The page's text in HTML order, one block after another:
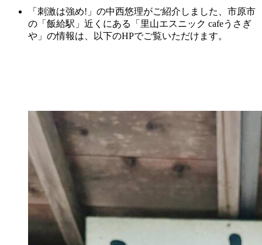
「刺激は強め!」の中西悠理がご紹介しました、市原市
の「飯給駅」近くにある「里山エスニック cafeうさぎ
や」 の情報は、以下のHPでご覧いただけます。